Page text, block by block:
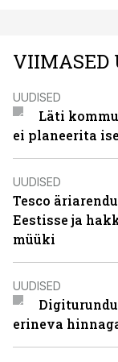
VIIMASED
UUDISED
Läti
ei planeerita
UUDISED
Tesco
Eestisse ja
müüki
UUDISED
erineva